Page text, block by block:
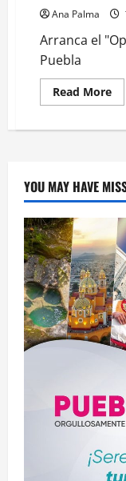
Ana Palma
Arranca el
Puebla
Read More
el
en
YOU MAY HAVE